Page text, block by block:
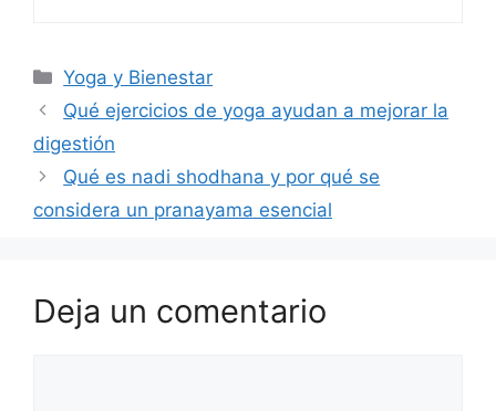
Categorías
Yoga y Bienestar
Qué ejercicios de yoga ayudan a mejorar la
digestión
Qué es nadi shodhana y por qué se
considera un pranayama esencial
Deja un comentario